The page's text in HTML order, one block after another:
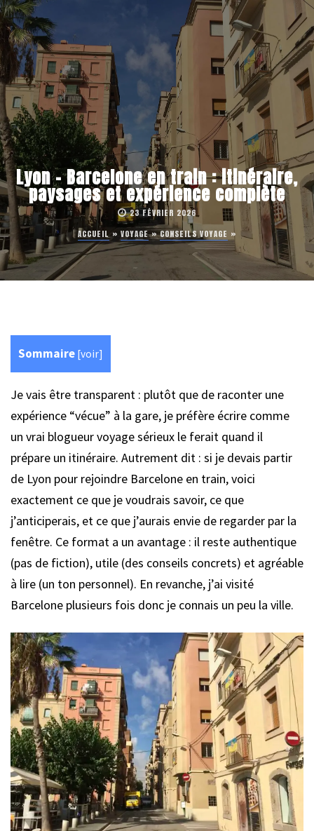
Lyon – Barcelone en train : itinéraire,
paysages et expérience complète
23 FÉVRIER 2026
ACCUEIL » VOYAGE»CONSEILS VOYAGE »
Sommaire [voir]
Je vais être transparent : plutôt que de raconter une
expérience “vécue” à la gare, je préfère écrire comme
un vrai blogueur voyage sérieux le ferait quand il
prépare un itinéraire. Autrement dit : si je devais partir
de Lyon pour rejoindre Barcelone en train, voici
exactement ce que je voudrais savoir, ce que
j’anticiperais, et ce que j’aurais envie de regarder par la
fenêtre. Ce format a un avantage : il reste authentique
(pas de fiction), utile (des conseils concrets) et agréable
à lire (un ton personnel). En revanche, j’ai visité
Barcelone plusieurs fois donc je connais un peu la ville.